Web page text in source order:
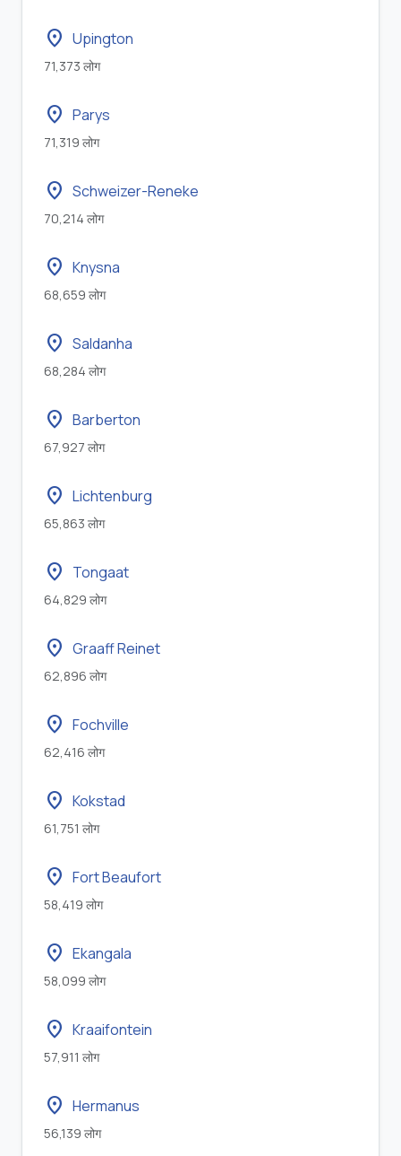
location_on Upington
71,373 लोग
location_on Parys
71,319 लोग
location_on Schweizer-Reneke
70,214 लोग
location_on Knysna
68,659 लोग
location_on Saldanha
68,284 लोग
location_on Barberton
67,927 लोग
location_on Lichtenburg
65,863 लोग
location_on Tongaat
64,829 लोग
location_on Graaff Reinet
62,896 लोग
location_on Fochville
62,416 लोग
location_on Kokstad
61,751 लोग
location_on Fort Beaufort
58,419 लोग
location_on Ekangala
58,099 लोग
location_on Kraaifontein
57,911 लोग
location_on Hermanus
56,139 लोग